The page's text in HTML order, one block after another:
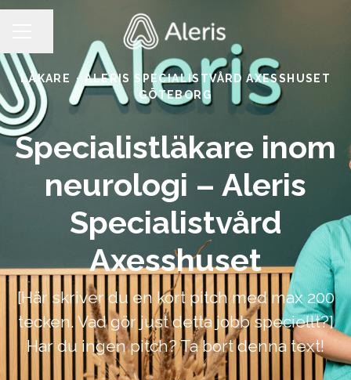
LÄKARE · ALERIS SPECIALISTVÅRD AXESSHUSET
GÖTEBORG
Specialistläkare inom
neurologi – Aleris
Specialistvård
Axesshuset
[Här skriver du en kort pitch med max 200
tecken. Vad gör just detta jobb speciellt?]
Har du ingen pitch? Ta bort denna text!